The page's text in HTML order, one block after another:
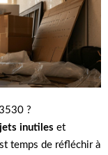
?
inutiles et
temps de réfléchir à